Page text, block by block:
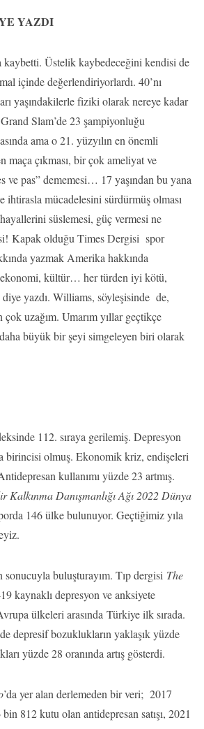
YAZDI
kaybetti. Üstelik kaybedeceğini kendisi de
içinde değerlendiriyorlardı. 40’nı
yaşındakilerle fiziki olarak nereye kadar
Slam’de 23 şampiyonluğu
ama o 21. yüzyılın en önemli
çıkması, bir çok ameliyat ve
ve pas” dememesi… 17 yaşından bu yana
ihtirasla mücadelesini sürdürmüş olması
hayallerini süslemesi, güç vermesi ne
Kapak olduğu Times Dergisi spor
yazmak Amerika hakkında
ekonomi, kültür… her türden iyi kötü,
yazdı. Williams, söyleşisinde de,
uzağım. Umarım yıllar geçtikçe
büyük bir şeyi simgeleyen biri olarak
112. sıraya gerilemiş. Depresyon
birincisi olmuş. Ekonomik kriz, endişeleri
kullanımı yüzde 23 artmış.
Kalkınma Danışmanlığı Ağı 2022 Dünya
146 ülke bulunuyor. Geçtiğimiz yıla
sonucuyla buluşturayım. Tıp dergisi The
kaynaklı depresyon ve anksiyete
ülkeleri arasında Türkiye ilk sırada.
depresif bozuklukların yaklaşık yüzde
yüzde 28 oranında artış gösterdi.
’da yer alan derlemeden bir veri; 2017
812 kutu olan antidepresan satışı, 2021